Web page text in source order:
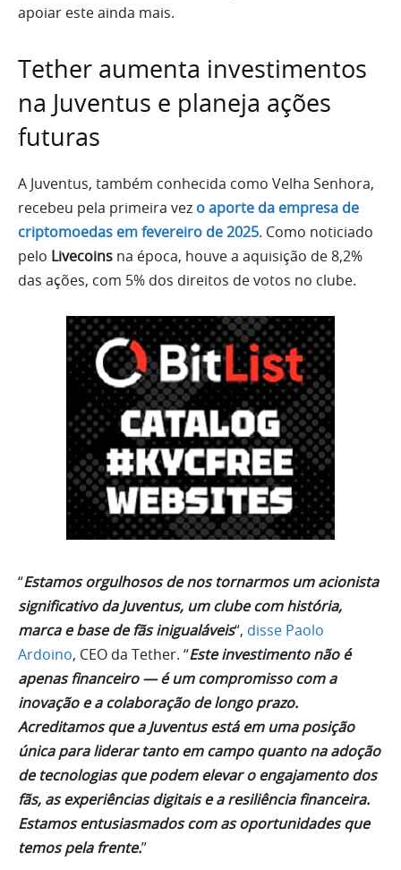
apoiar este ainda mais.
Tether aumenta investimentos
na Juventus e planeja ações
futuras
A Juventus, também conhecida como Velha Senhora,
recebeu pela primeira vez o aporte da empresa de
criptomoedas em fevereiro de 2025. Como noticiado
pelo Livecoins na época, houve a aquisição de 8,2%
das ações, com 5% dos direitos de votos no clube.
“Estamos orgulhosos de nos tornarmos um acionista
significativo da Juventus, um clube com história,
marca e base de fãs inigualáveis“, disse Paolo
Ardoino, CEO da Tether. “Este investimento não é
apenas financeiro — é um compromisso com a
inovação e a colaboração de longo prazo.
Acreditamos que a Juventus está em uma posição
única para liderar tanto em campo quanto na adoção
de tecnologias que podem elevar o engajamento dos
fãs, as experiências digitais e a resiliência financeira.
Estamos entusiasmados com as oportunidades que
temos pela frente.”